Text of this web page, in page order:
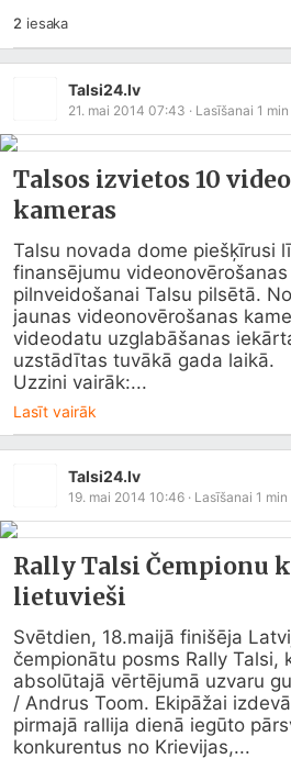
2 iesaka
Talsi24.lv
21. mai 2014 07:43 · Lasīšanai 1 min
Talsos izvietos 10
kameras
Talsu novada dome piešķīrusi
finansējumu
pilnveidošanai Talsu pilsētā.
jaunas videonovērošanas
videodatu uzglabāšanas
uzstādītas tuvākā gada laikā.
Uzzini vairāk:...
Lasīt vairāk
Talsi24.lv
19. mai 2014 10:46 · Lasīšanai 1 min
Rally Talsi Čempionu
lietuvieši
Svētdien, 18.maijā finišēja
čempionātu posms Rally Talsi,
absolūtajā vērtējumā uzvaru
/ Andrus Toom. Ekipāžai
pirmajā rallija dienā iegūto
konkurentus no Krievijas,...